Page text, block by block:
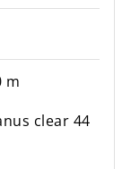
m
clear 44